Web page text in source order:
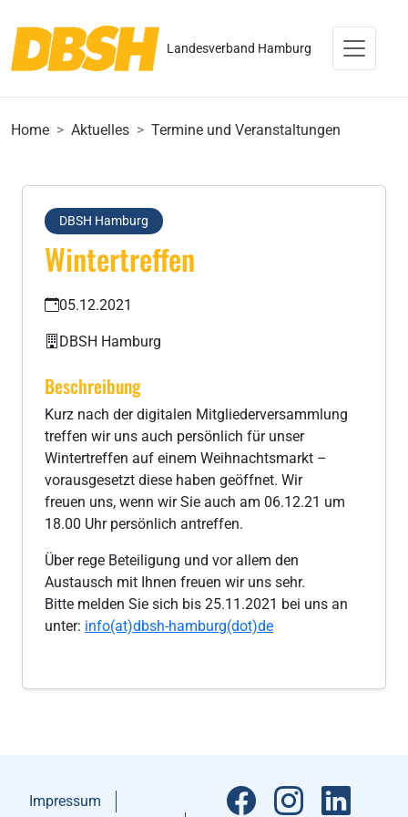
Landesverband Hamburg
Home Aktuelles Termine und Veranstaltungen
DBSH Hamburg
Wintertreffen
05.12.2021
DBSH Hamburg
Beschreibung
Kurz nach der digitalen Mitgliederversammlung
treffen wir uns auch persönlich für unser
Wintertreffen auf einem Weihnachtsmarkt –
vorausgesetzt diese haben geöffnet. Wir
freuen uns, wenn wir Sie auch am 06.12.21 um
18.00 Uhr persönlich antreffen.
Über rege Beteiligung und vor allem den
Austausch mit Ihnen freuen wir uns sehr.
Bitte melden Sie sich bis 25.11.2021 bei uns an
unter: info(at)dbsh-hamburg(dot)de
Impressum